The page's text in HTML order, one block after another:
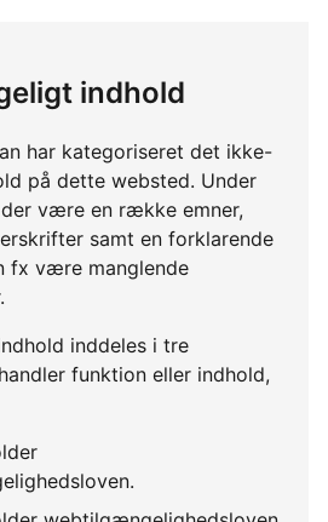
indhold
har kategoriseret det ikke-
på dette websted. Under
være en række emner,
samt en forklarende
fx være manglende
inddeles i tre
funktion eller indhold,